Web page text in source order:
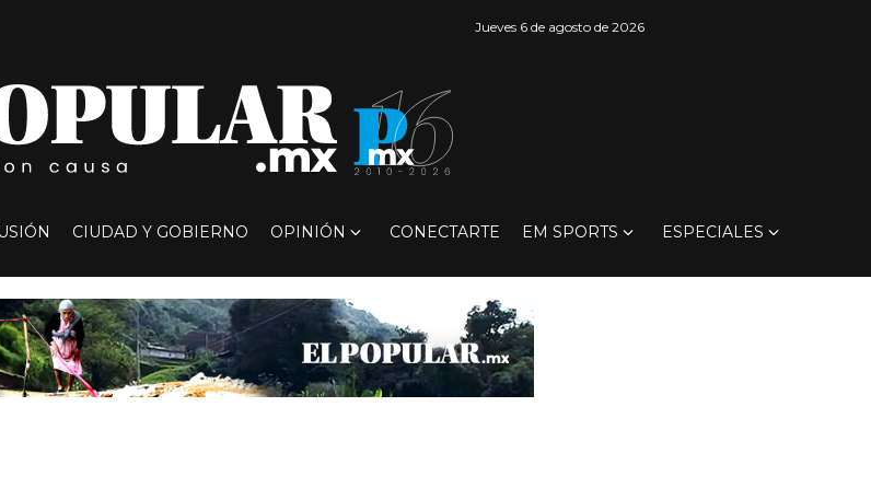
Jueves 6 de agosto de 2026
CIUDAD Y GOBIERNO OPINIÓN CONECTARTE EM SPORTS ESPECIALES